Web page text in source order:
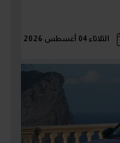
الثلاثاء 04 أغسطس 2026